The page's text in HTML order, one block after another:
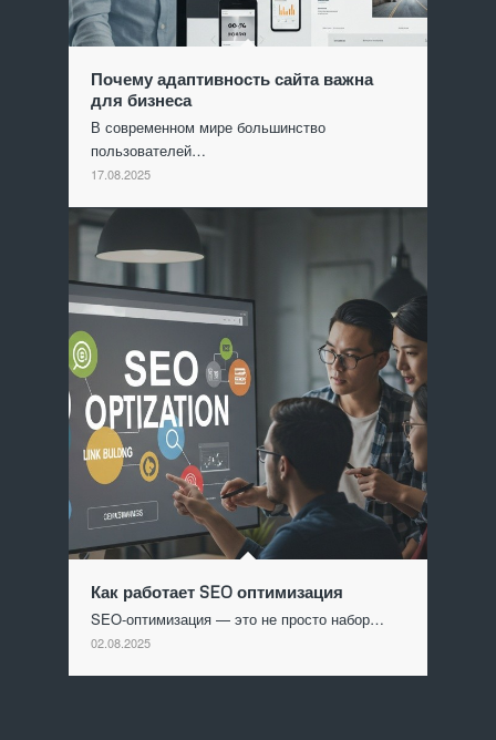
Почему адаптивность сайта важна
для бизнеса
В современном мире большинство
пользователей…
17.08.2025
Как работает SEO оптимизация
SEO-оптимизация — это не просто набор…
02.08.2025